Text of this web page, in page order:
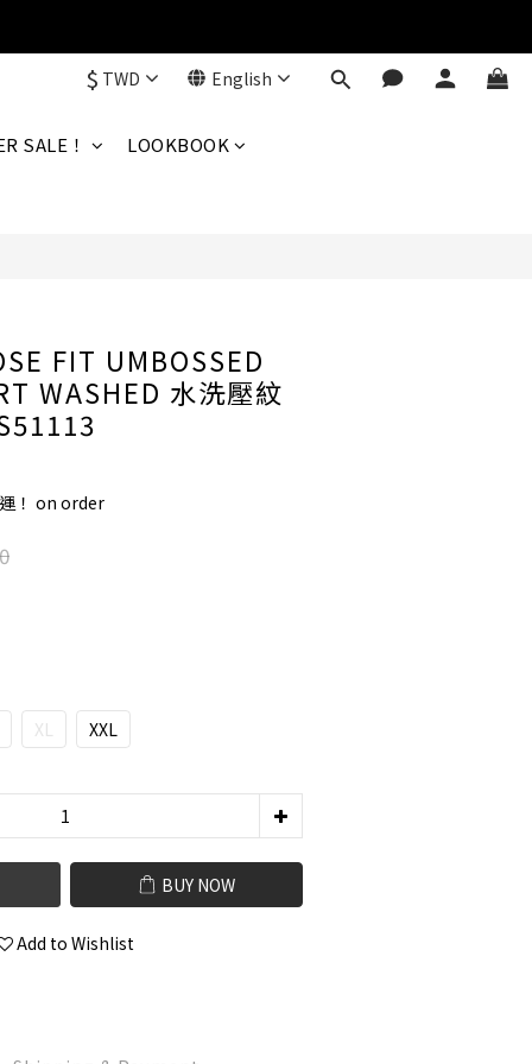
$ TWD English
SALE！
LOOKBOOK
FIT UMBOSSED
WASHED 水洗壓紋
！ on order
XL XXL
BUY NOW
Add to Wishlist
BUY NOW